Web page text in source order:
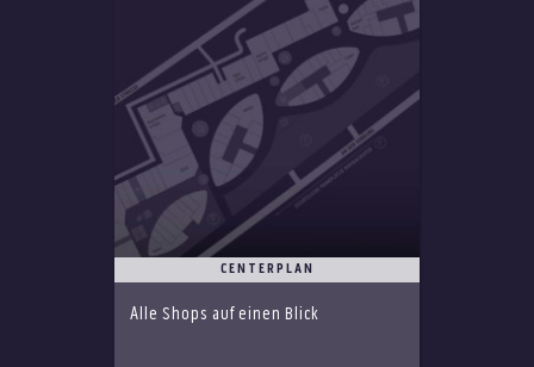
CENTERPLAN
Alle Shops auf einen Blick